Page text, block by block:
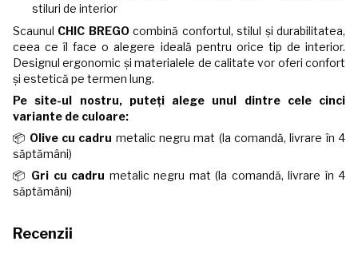
stiluri de interior
Scaunul CHIC BREGOcombină confortul, stilul și durabilitatea,
ceea ce îl face o alegere ideală pentru orice tip de interior.
Designul ergonomic și materialele de calitate vor oferi confort
și estetică pe termen lung.
Pe site-ul nostru, puteți alege unul dintre cele cinci
variante de culoare:
📦 Olive cu cadru metalic negru mat (la comandă, livrare în 4
săptămâni)
📦 Gri cu cadru metalic negru mat (la comandă, livrare în 4
săptămâni)
Recenzii